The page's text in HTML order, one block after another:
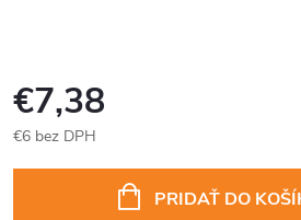
€7,38
€6 bez DPH
PRIDAŤ DO